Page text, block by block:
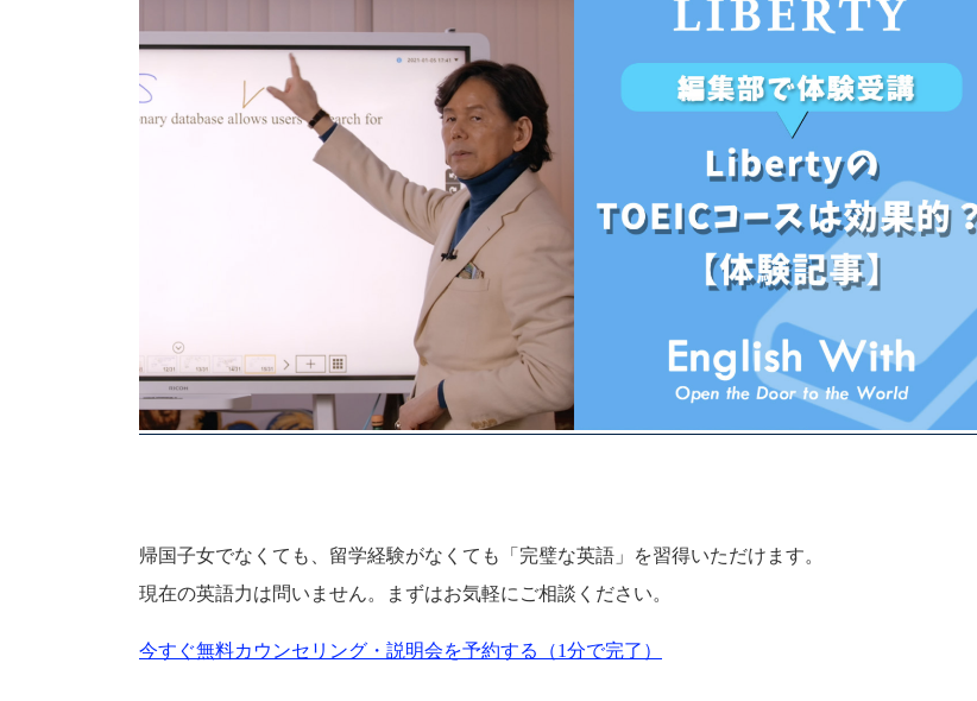
帰国子女でなくても、留学経験がなくても「完璧な英語」を習得いただけます。
現在の英語力は問いません。まずはお気軽にご相談ください。
今すぐ無料カウンセリング・説明会を予約する（1分で完了）